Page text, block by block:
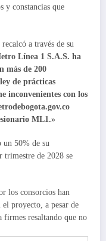
y constancias que
a través de su
Línea 1 S.A.S. ha
más de 200
de prácticas
inconvenientes con los
ML1.»
un 50% de su
trimestre de 2028 se
los consorcios han
proyecto, a pesar de
firmes resaltando que no